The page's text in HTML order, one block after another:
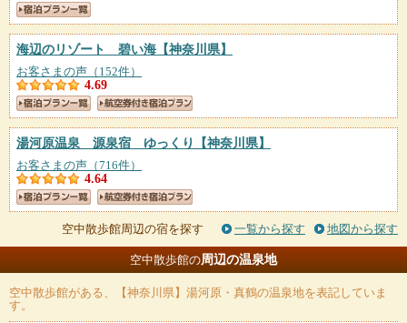
海辺のリゾート 碧い海【神奈川県】
お客さまの声（152件）
4.69
湯河原温泉 源泉宿 ゆっくり 【神奈川県】
お客さまの声（716件）
4.64
空中散歩館周辺の宿を探す 一覧から探す 地図から探す
空中散歩館の周辺の温泉地
空中散歩館がある、【神奈川県】湯河原・真鶴の温泉地を表記していま
す。